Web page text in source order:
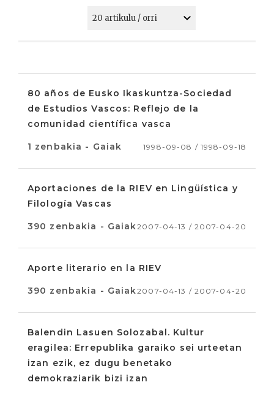
80 años de Eusko Ikaskuntza-Sociedad
de Estudios Vascos: Reflejo de la
comunidad científica vasca
1 zenbakia - Gaiak 1998-09-08 / 1998-09-18
Aportaciones de la RIEV en Lingüística y
Filología Vascas
390 zenbakia - Gaiak2007-04-13 / 2007-04-20
Aporte literario en la RIEV
390 zenbakia - Gaiak2007-04-13 / 2007-04-20
Balendin Lasuen Solozabal. Kultur
eragilea: Errepublika garaiko sei urteetan
izan ezik, ez dugu benetako
demokraziarik bizi izan